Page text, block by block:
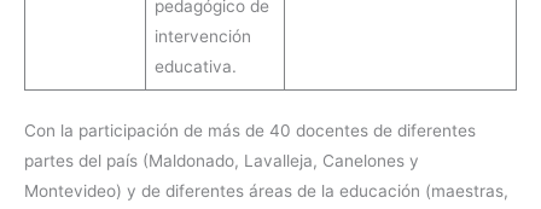
pedagógico de
intervención
educativa.
Con la participación de más de 40 docentes de diferentes
partes del país (Maldonado, Lavalleja, Canelones y
Montevideo) y de diferentes áreas de la educación (maestras,